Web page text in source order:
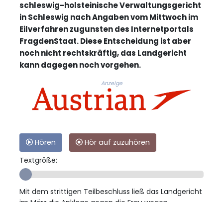
schleswig-holsteinische Verwaltungsgericht
in Schleswig nach Angaben vom Mittwoch im
Eilverfahren zugunsten des Internetportals
FragdenStaat. Diese Entscheidung ist aber
noch nicht rechtskräftig, das Landgericht
kann dagegen noch vorgehen.
Anzeige
Hören
Hör auf zuzuhören
Textgröße:
Mit dem strittigen Teilbeschluss ließ das Landgericht